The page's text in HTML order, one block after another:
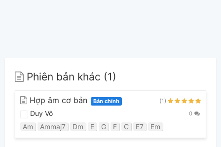
Phiên bản khác (1)
Hợp âm cơ bản Bản chính (1)
Duy Võ 0
Am Ammaj7 Dm E G F C E7 Em